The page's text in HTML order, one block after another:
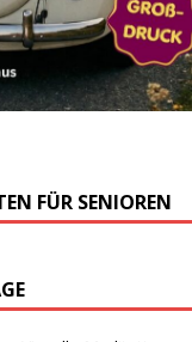
FÜR SENIOREN